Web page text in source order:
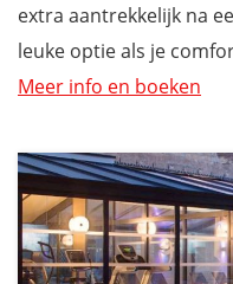
extra aantrekkelijk na
leuke optie als je
Meer info en boeken